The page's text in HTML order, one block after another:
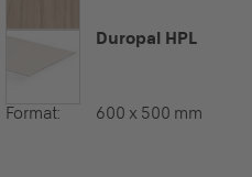
Duropal HPL
Format: 600 x 500 mm